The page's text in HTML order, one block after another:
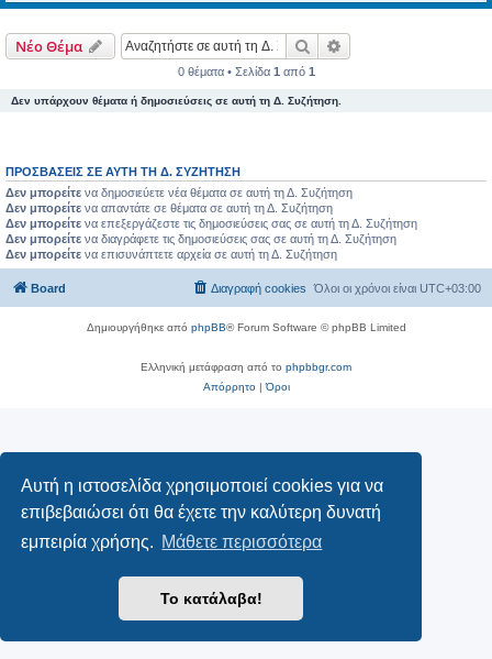
Αυτή η ιστοσελίδα χρησιμοποιεί cookies για να
επιβεβαιώσει ότι θα έχετε την καλύτερη δυνατή
εμπειρία χρήσης. Μάθετε περισσότερα
Το κατάλαβα!
Νέο Θέμα Αναζήτηση
0 θέματα • Σελίδα 1 από 1
Δεν υπάρχουν θέματα ή δημοσιεύσεις σε αυτή τη Δ. Συζήτηση.
ΠΡΟΣΒΆΣΕΙΣ ΣΕ ΑΥΤΉ ΤΗ Δ. ΣΥΖΉΤΗΣΗ
Δεν μπορείτε να δημοσιεύετε νέα θέματα σε αυτή τη Δ. Συζήτηση
Δεν μπορείτε να απαντάτε σε θέματα σε αυτή τη Δ. Συζήτηση
Δεν μπορείτε να επεξεργάζεστε τις δημοσιεύσεις σας σε αυτή τη Δ. Συζήτηση
Δεν μπορείτε να διαγράφετε τις δημοσιεύσεις σας σε αυτή τη Δ. Συζήτηση
Δεν μπορείτε να επισυνάπτετε αρχεία σε αυτή τη Δ. Συζήτηση
Board Όλοι οι χρόνοι είναι UTC+03:00
Διαγραφή cookies
Δημιουργήθηκε από phpBB® Forum Software © phpBB Limited
Ελληνική μετάφραση από το phpbbgr.com
Απόρρητο|Όροι